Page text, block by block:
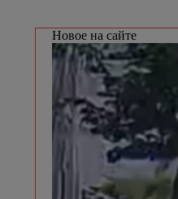
Новое на сайте